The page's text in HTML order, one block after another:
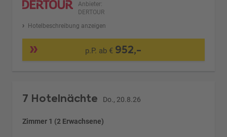
Anbieter:
DERTOUR
Hotelbeschreibung anzeigen
p.P. ab € 952,-
7 Hotelnächte Do., 20.8.26
Zimmer 1 (2 Erwachsene)